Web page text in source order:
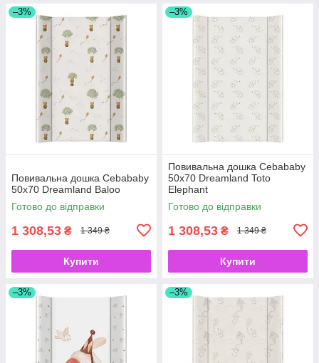
–3%
Повивальна дошка Cebababy
50x70 Dreamland Baloo
Готово до відправки
1 308,53 ₴ 1 349 ₴
Купити
–3%
Повивальна дошка Cebababy
50x70 Dreamland Toto
Elephant
Готово до відправки
1 308,53 ₴ 1 349 ₴
Купити
–3% –3%